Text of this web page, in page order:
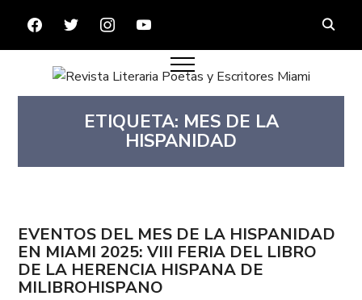
FACEBOOKTWITTERINSTAGRAMYOUTUBE
ETIQUETA: MES DE LA
HISPANIDAD
EVENTOS DEL MES DE LA HISPANIDAD
EN MIAMI 2025: VIII FERIA DEL LIBRO
DE LA HERENCIA HISPANA DE
MILIBROHISPANO